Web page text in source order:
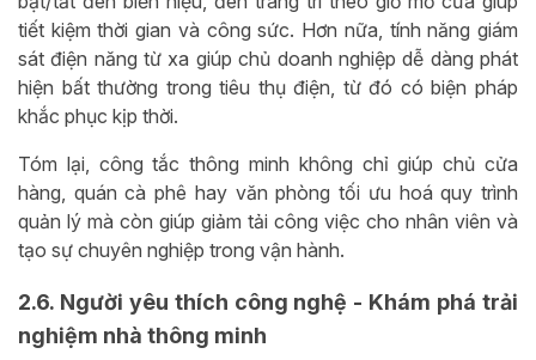
tiết kiệm thời gian và công sức. Hơn nữa, tính năng giám
sát điện năng từ xa giúp chủ doanh nghiệp dễ dàng phát
hiện bất thường trong tiêu thụ điện, từ đó có biện pháp
khắc phục kịp thời.
Tóm lại, công tắc thông minh không chỉ giúp chủ cửa
hàng, quán cà phê hay văn phòng tối ưu hoá quy trình
quản lý mà còn giúp giảm tải công việc cho nhân viên và
tạo sự chuyên nghiệp trong vận hành.
2.6. Người yêu thích công nghệ - Khám phá trải
nghiệm nhà thông minh